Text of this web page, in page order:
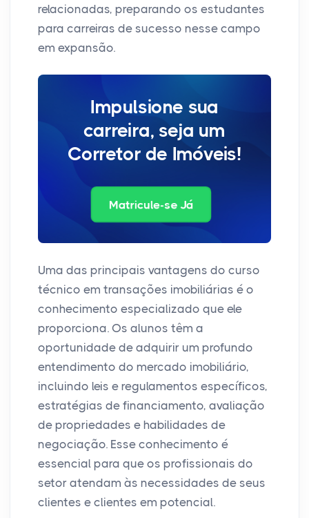
relacionadas, preparando os estudantes
para carreiras de sucesso nesse campo
em expansão.
Impulsione sua
carreira, seja um
Corretor de Imóveis!
Matricule-se Já
Uma das principais vantagens do curso
técnico em transações imobiliárias é o
conhecimento especializado que ele
proporciona. Os alunos têm a
oportunidade de adquirir um profundo
entendimento do mercado imobiliário,
incluindo leis e regulamentos específicos,
estratégias de financiamento, avaliação
de propriedades e habilidades de
negociação. Esse conhecimento é
essencial para que os profissionais do
setor atendam às necessidades de seus
clientes e clientes em potencial.